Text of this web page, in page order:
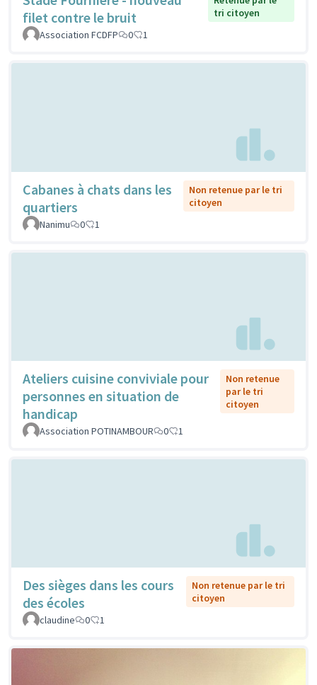
filet contre le bruit
tri citoyen
Association FCDFP
0 1
Cabanes à chats dans les
quartiers
Non retenue par le tri
citoyen
Nanimu
0 1
Ateliers cuisine conviviale pour
personnes en situation de
handicap
Non retenue
par le tri
citoyen
Association POTINAMBOUR 0 1
Des sièges dans les cours
des écoles
Non retenue par le tri
citoyen
claudine
0 1